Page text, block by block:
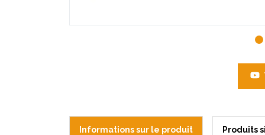
Informations sur le produit Produits